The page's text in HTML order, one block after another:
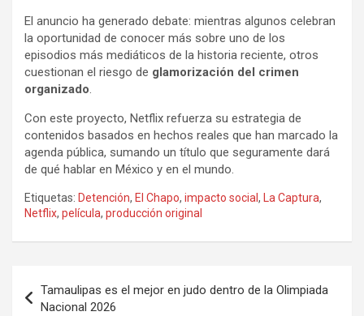
El anuncio ha generado debate: mientras algunos celebran
la oportunidad de conocer más sobre uno de los
episodios más mediáticos de la historia reciente, otros
cuestionan el riesgo de glamorización del crimen
organizado.
Con este proyecto, Netflix refuerza su estrategia de
contenidos basados en hechos reales que han marcado la
agenda pública, sumando un título que seguramente dará
de qué hablar en México y en el mundo.
Etiquetas: Detención, El Chapo, impacto social , La Captura,
Netflix, película, producción original
de
Tamaulipas es el mejor en judo dentro de la Olimpiada
Nacional 2026